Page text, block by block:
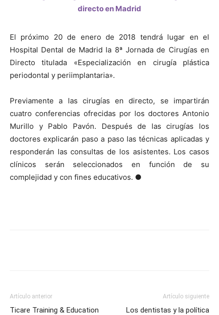
directo en Madrid
El próximo 20 de enero de 2018 tendrá lugar en el
Hospital Dental de Madrid la 8ª Jornada de Cirugías en
Directo titulada «Especialización en cirugía plástica
periodontal y periimplantaria».
Previamente a las cirugías en directo, se impartirán
cuatro conferencias ofrecidas por los doctores Antonio
Murillo y Pablo Pavón. Después de las cirugías los
doctores explicarán paso a paso las técnicas aplicadas y
responderán las consultas de los asistentes. Los casos
clínicos serán seleccionados en función de su
complejidad y con fines educativos. ●
Artículo anterior
Ticare Training & Education
Artículo siguiente
Los dentistas y la política